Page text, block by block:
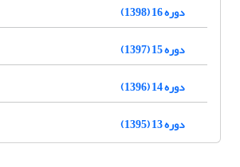
دوره 16 (1398)
دوره 15 (1397)
دوره 14 (1396)
دوره 13 (1395)